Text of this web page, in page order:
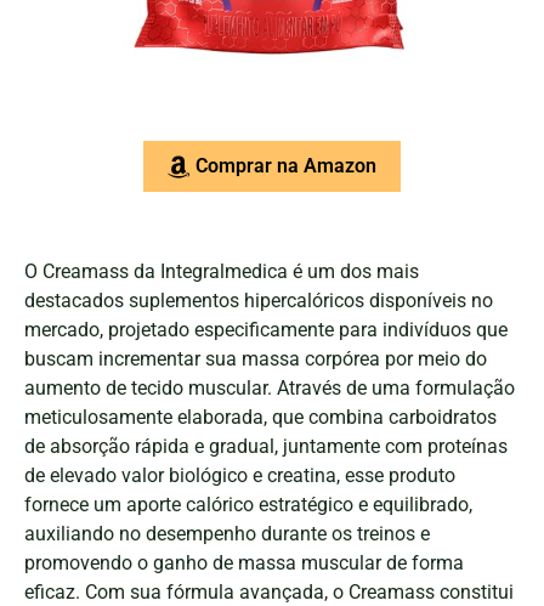
Comprar na Amazon
O Creamass da Integralmedica é um dos mais
destacados suplementos hipercalóricos disponíveis no
mercado, projetado especificamente para indivíduos que
buscam incrementar sua massa corpórea por meio do
aumento de tecido muscular. Através de uma formulação
meticulosamente elaborada, que combina carboidratos
de absorção rápida e gradual, juntamente com proteínas
de elevado valor biológico e creatina, esse produto
fornece um aporte calórico estratégico e equilibrado,
auxiliando no desempenho durante os treinos e
promovendo o ganho de massa muscular de forma
eficaz. Com sua fórmula avançada, o Creamass constitui